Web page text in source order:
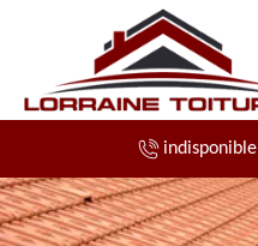
indisponible